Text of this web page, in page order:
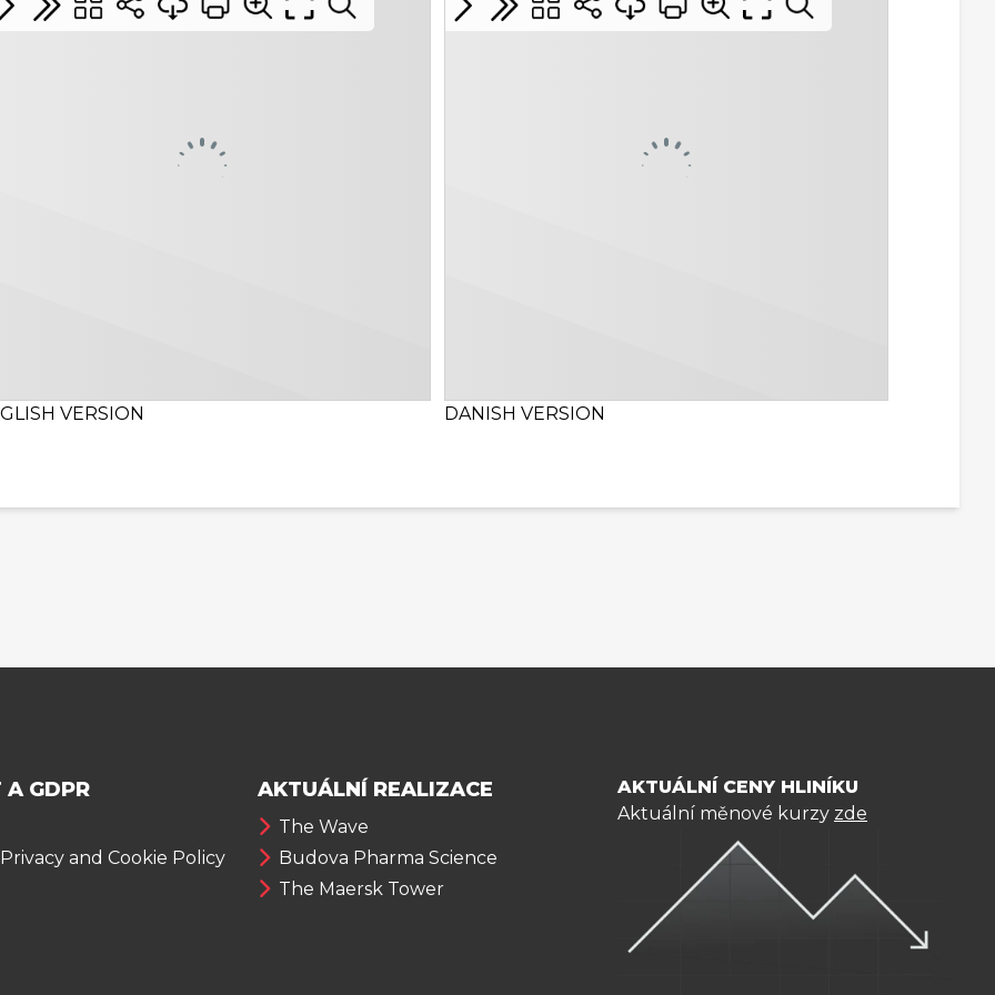
VERSION DANISH VERSION
A GDPR
and Cookie Policy
AKTUÁLNÍ REALIZACE
The Wave
Budova Pharma Science
The Maersk Tower
AKTUÁLNÍ CENY HLINÍKU
Aktuální měnové kurzy zde